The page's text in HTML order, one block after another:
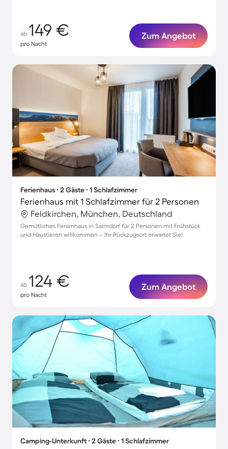
ab 149 €
pro Nacht
Zum Angebot
Ferienhaus ∙ 2 Gäste ∙ 1 Schlafzimmer
Ferienhaus mit 1 Schlafzimmer für 2 Personen
Feldkirchen, München, Deutschland
Gemütliches Ferienhaus in Salmdorf für 2 Personen mit Frühstück
und Haustieren willkommen – Ihr Rückzugsort erwartet Sie!
ab 124 €
pro Nacht
Zum Angebot
Camping-Unterkunft ∙ 2 Gäste ∙ 1 Schlafzimmer